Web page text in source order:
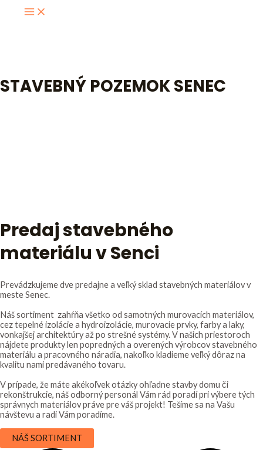
MAIN
MENU
STAVEBNÝ POZEMOK SENEC
Predaj stavebného
materiálu v Senci
Prevádzkujeme dve predajne a veľký sklad stavebných materiálov v
meste Senec.
Náš sortiment zahŕňa všetko od samotných murovacích materiálov,
cez tepelné izolácie a hydroizolácie, murovacie prvky, farby a laky,
vonkajšej architektúry až po strešné systémy. V našich priestoroch
nájdete produkty len popredných a overených výrobcov stavebného
materiálu a pracovného náradia, nakoľko kladieme veľký dôraz na
kvalitu nami predávaného tovaru.
V prípade, že máte akékoľvek otázky ohľadne stavby domu či
rekonštrukcie, náš odborný personál Vám rád poradí pri výbere tých
správnych materiálov práve pre váš projekt! Tešíme sa na Vašu
návštevu a radi Vám poradíme.
NÁŠ SORTIMENT